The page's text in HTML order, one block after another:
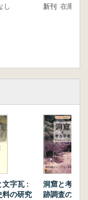
し 新刊 在庫なし
文字瓦 :
料の研究
洞窟と考古
跡調査の足